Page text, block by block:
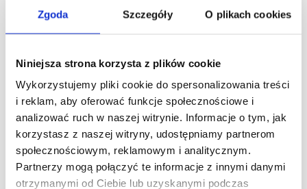
Zgoda Szczegóły O plikach cookies
Niniejsza strona korzysta z plików cookie
Wykorzystujemy pliki cookie do spersonalizowania treści
i reklam, aby oferować funkcje społecznościowe i
analizować ruch w naszej witrynie. Informacje o tym, jak
korzystasz z naszej witryny, udostępniamy partnerom
społecznościowym, reklamowym i analitycznym.
Partnerzy mogą połączyć te informacje z innymi danymi
otrzymanymi od Ciebie lub uzyskanymi podczas
Rodzaj centrum logistycznego zależy od wielu czynników,
takich jak wielkość przedsiębiorstwa, rodzaj produktów,
wymagania klientów oraz dostępna technologia. Wybór
odpowiedniego typu centrum logistycznego ma kluczowe
znaczenie dla efektywności całego łańcucha dostaw.
Podsumowując, funkcjonowanie centrum logistycznego to
skomplikowany proces, który wymaga precyzyjnej
organizacji i wykorzystania nowoczesnych technologii.
Dzięki temu możliwe jest zapewnienie płynnej dystrybucji